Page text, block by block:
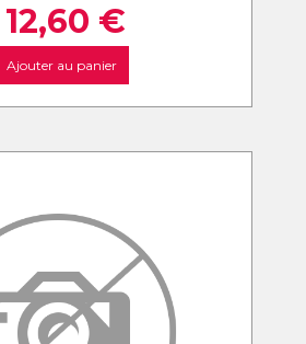
12,60 €
Ajouter au panier